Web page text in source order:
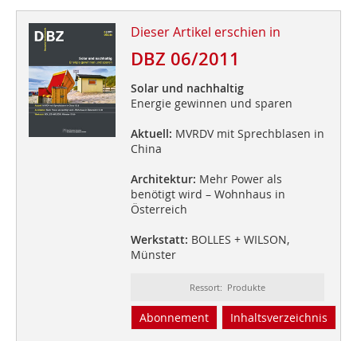
Dieser Artikel erschien in
DBZ 06/2011
Solar und nachhaltig
Energie gewinnen und sparen
Aktuell: MVRDV mit Sprechblasen in
China
Architektur: Mehr Power als
benötigt wird – Wohnhaus in
Österreich
Werkstatt: BOLLES + WILSON,
Münster
Ressort: Produkte
Abonnement Inhaltsverzeichnis